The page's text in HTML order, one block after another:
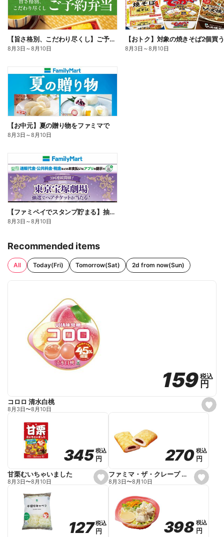
【旨さ格別、こだわり尽くし】ご予約弁当
8月3日 ～8月10日 8月3日 ～8月10日
【お中元】夏の贈り物をファミマで
8月3日 ～8月10日
【ファミペイでスタンプ貯まる】抽選でペアチケットが当たる!
8月3日 ～8月10日
Recommended items
All Today(Fri) Tomorrow(Sat) 2d from now(Sun)
s
e
159
159税込
税込
円
円
コロロ 清水白桃
8月3日〜8月10日
s
e
o
r
i
345
345税込
税込
円
円
甘栗むいちゃいました
8月3日〜8月10日
s
e
o
r
i
270
270 税込
税込
円
円
ファミマ・ザ・クレープ 生チョコ
8月3日〜8月10日
127
127税込
税込
円
円
398
398 税込
税込
円
円